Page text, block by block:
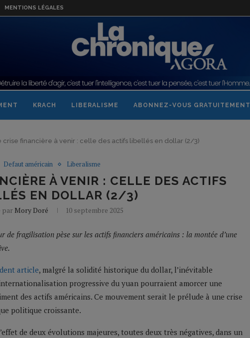
MENTIONS LÉGALES
KRACH LIBERALISME ABONNEZ-VOUS GRATUITEMENT
crise financière à venir : celle des actifs libellés en dollar (2/3)
Defaut américain Liberalisme
À VENIR : CELLE DES ACTIFS
EN DOLLAR (2/3)
par Mory Doré 10 septembre 2025
fragilisation pèse sur les actifs financiers américains : la montée d’une
article, malgré la solidité historique du dollar, l’inévitable
progressive du yuan pourraient amorcer une
des actifs américains. Ce mouvement serait le prélude à une crise
politique croissante.
de deux évolutions majeures, toutes deux très négatives, dans un